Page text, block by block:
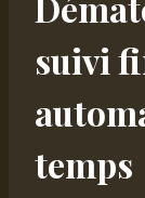
suivi
temps